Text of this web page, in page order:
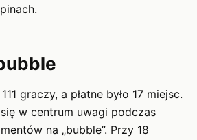
graczy, a płatne było 17 miejsc.
w centrum uwagi podczas
na „bubble”. Przy 18